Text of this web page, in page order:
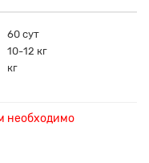
60 сут
10-12 кг
кг
необходимо